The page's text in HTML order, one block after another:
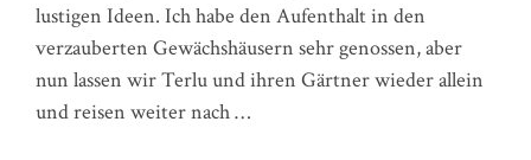
lustigen Ideen. Ich habe den Aufenthalt in den
verzauberten Gewächshäusern sehr genossen, aber
nun lassen wir Terlu und ihren Gärtner wieder allein
und reisen weiter nach …